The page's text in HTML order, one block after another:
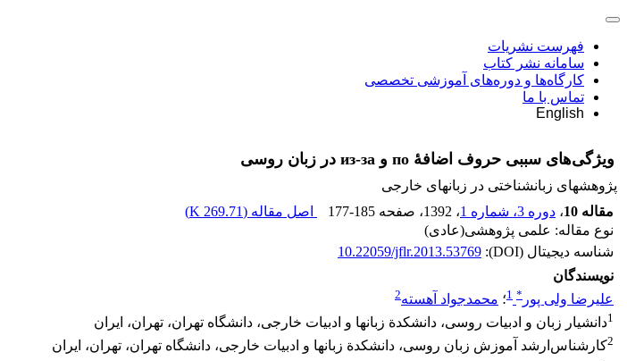
فهرست نشریات
سامانه نشر کتاب
کارگاه‌ها و دوره‌های آموزشی تخصصی
تماس با ما
English
ویژگی‌های سببی حروف اضافۀ по و из-за در زبان روسی
پژوهشهای زبانشناختی در زبانهای خارجی
مقاله 10
، دوره 3، شماره 1 ، 1392 ، صفحه 177-185 اصل مقاله (269.71 K
)
نوع مقاله: علمی پژوهشی(عادی)
شناسه دیجیتال (DOI):
10.22059/jflr.2013.53769
نویسندگان
علیرضا ولی پور *
1؛ محمدجواد آهسته2
1دانشیار زبان و ادبیات روسی، دانشکدة زبان‏ها و ادبیات خارجی، دانشگاه تهران، تهران، ایران
2کارشناس‌ارشد آموزش زبان روسی، دانشکدة زبان‏ها و ادبیات خارجی، دانشگاه تهران، تهران، ایران